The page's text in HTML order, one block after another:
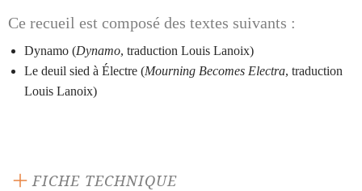
Ce recueil est composé des textes suivants :
Dynamo (Dynamo, traduction Louis Lanoix)
Le deuil sied à Électre (Mourning Becomes Electra, traduction
Louis Lanoix)
FICHE TECHNIQUE